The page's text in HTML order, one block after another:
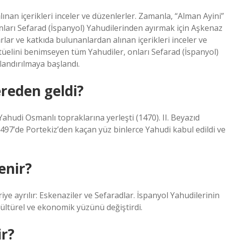
içerikleri inceler ve düzenlerler. Zamanla, “Alman Ayini”
Sefarad (İspanyol) Yahudilerinden ayırmak için Aşkenaz
ve katkıda bulunanlardan alınan içerikleri inceler ve
benimseyen tüm Yahudiler, onları Sefarad (İspanyol)
başlandı.
geldi?
Osmanlı topraklarına yerleşti (1470). II. Beyazıd
Portekiz’den kaçan yüz binlerce Yahudi kabul edildi ve
ayrılır: Eskenaziler ve Sefaradlar. İspanyol Yahudilerinin
ve ekonomik yüzünü değiştirdi.